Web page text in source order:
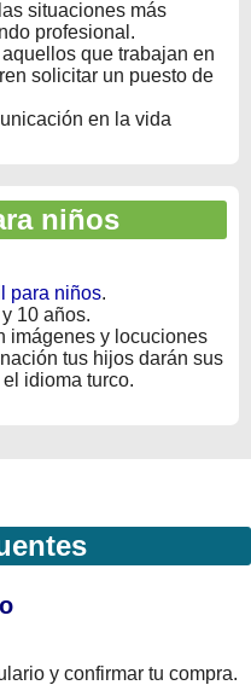
situaciones más
profesional.
que trabajan en
solicitar un puesto de
en la vida
niños
para niños.
10 años.
imágenes y locuciones
tus hijos darán sus
idioma turco.
y confirmar tu compra.